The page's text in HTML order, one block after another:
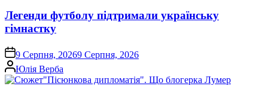
Легенди футболу підтримали українську
гімнастку
on9 Серпня, 20269 Серпня, 2026
Опубліковано
Юлія Верба